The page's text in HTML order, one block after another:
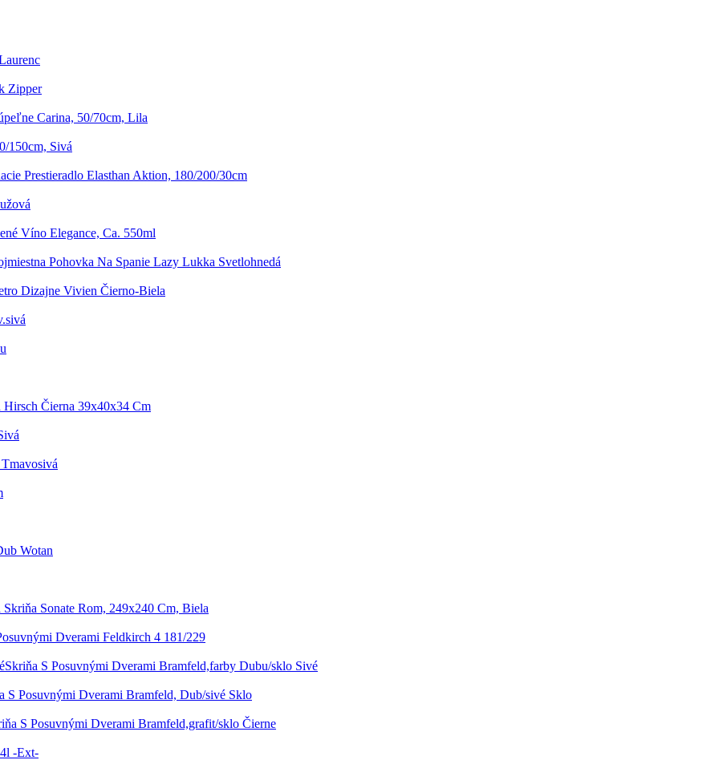
Zipper
Carina, 50/70cm, Lila
150cm, Sivá
Prestieradlo Elasthan Aktion, 180/200/30cm
Víno Elegance, Ca. 550ml
Pohovka Na Spanie Lazy Lukka Svetlohnedá
Dizajne Vivien Čierno-Biela
Hirsch Čierna 39x40x34 Cm
Wotan
Skriňa Sonate Rom, 249x240 Cm, Biela
Dverami Feldkirch 4 181/229
Skriňa S Posuvnými Dverami Bramfeld,farby Dubu/sklo Sivé
S Posuvnými Dverami Bramfeld, Dub/sivé Sklo
S Posuvnými Dverami Bramfeld,grafit/sklo Čierne
-Ext-